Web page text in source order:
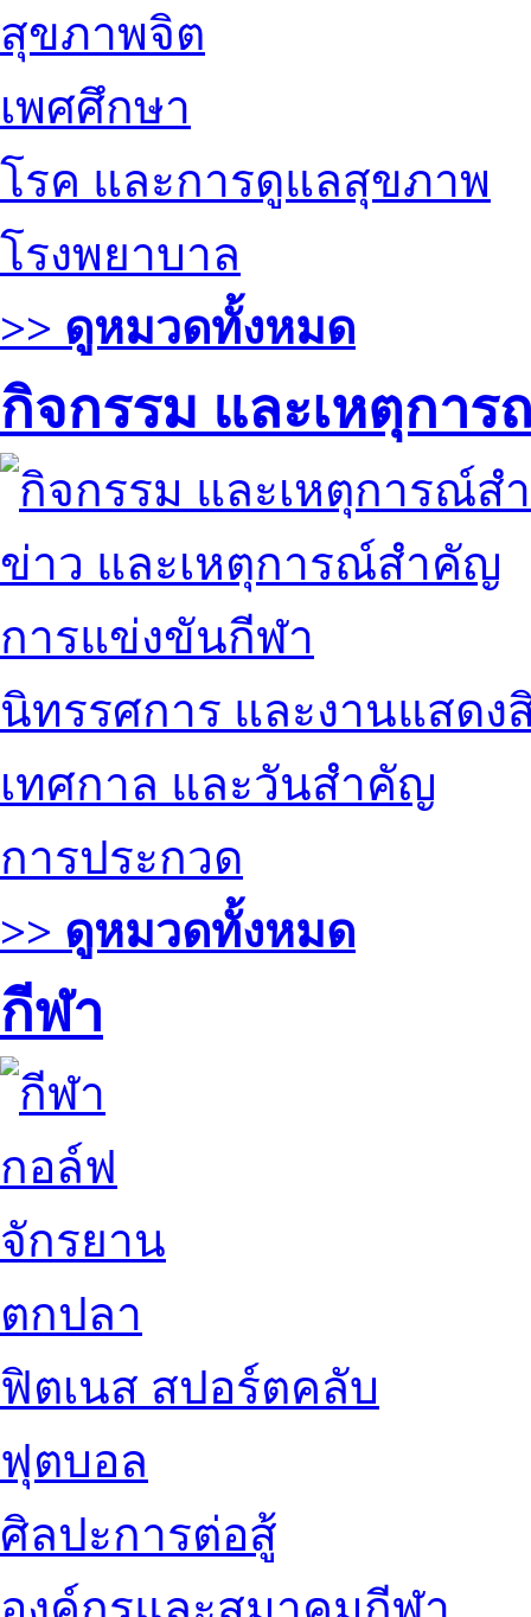
สุขภาพจิต
เพศศึกษา
โรค และการดูแลสุขภาพ
โรงพยาบาล
>> ดูหมวดทั้งหมด
กิจกรรม และเหตุกา
ข่าว และเหตุการณ์สำคัญ
การแข่งขันกีฬา
นิทรรศการ และงานแสดง
เทศกาล และวันสำคัญ
การประกวด
>> ดูหมวดทั้งหมด
กีฬา
กอล์ฟ
จักรยาน
ตกปลา
ฟิตเนส สปอร์ตคลับ
ฟุตบอล
ศิลปะการต่อสู้